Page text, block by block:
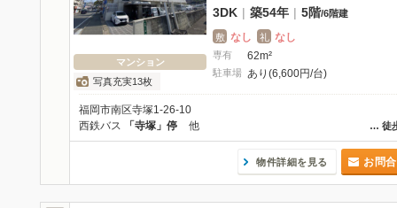
マンション
写真充実13枚
3DK | 築54年 | 5階/6階建
敷 なし 礼 なし
専有 62m²
駐車場 あり(6,600円/台)
福岡市南区寺塚1-26-10
… 徒
西鉄バス 「寺塚」停 他
物件詳細を見る お問